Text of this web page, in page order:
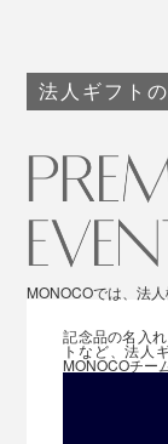
梅とほうじ茶
法人ギフト
MONOCOでは、法
記念品の名入
トなど、法人
MONOCOチー